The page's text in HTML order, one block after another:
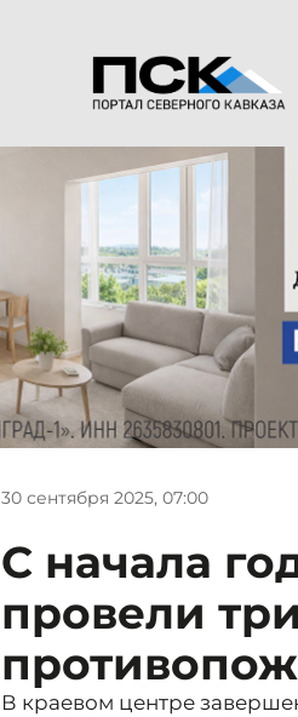
30 сентября 2025, 07:00
С начала
провели
В краевом центре